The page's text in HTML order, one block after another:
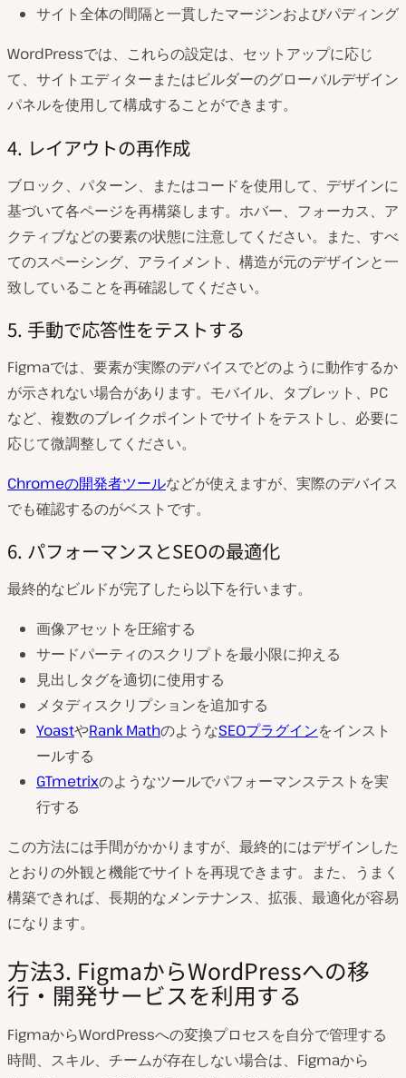
サイト全体の間隔と一貫したマージンおよびパディング
WordPressでは、これらの設定は、セットアップに応じ
て、サイトエディターまたはビルダーのグローバルデザイン
パネルを使用して構成することができます。
4. レイアウトの再作成
ブロック、パターン、またはコードを使用して、デザインに
基づいて各ページを再構築します。ホバー、フォーカス、ア
クティブなどの要素の状態に注意してください。また、すべ
てのスペーシング、アライメント、構造が元のデザインと一
致していることを再確認してください。
5. 手動で応答性をテストする
Figmaでは、要素が実際のデバイスでどのように動作するか
が示されない場合があります。モバイル、タブレット、PC
など、複数のブレイクポイントでサイトをテストし、必要に
応じて微調整してください。
Chromeの開発者ツールなどが使えますが、実際のデバイス
でも確認するのがベストです。
6. パフォーマンスとSEOの最適化
最終的なビルドが完了したら以下を行います。
画像アセットを圧縮する
サードパーティのスクリプトを最小限に抑える
見出しタグを適切に使用する
メタディスクリプションを追加する
YoastやRank MathのようなSEOプラグインをインスト
ールする
GTmetrixのようなツールでパフォーマンステストを実
行する
この方法には手間がかかりますが、最終的にはデザインした
とおりの外観と機能でサイトを再現できます。また、うまく
構築できれば、長期的なメンテナンス、拡張、最適化が容易
になります。
方法3. FigmaからWordPressへの移
行・開発サービスを利用する
FigmaからWordPressへの変換プロセスを自分で管理する
時間、スキル、チームが存在しない場合は、Figmaから